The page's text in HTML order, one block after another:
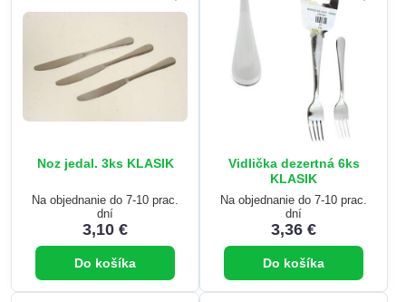
Noz jedal. 3ks KLASIK
Na objednanie do 7-10 prac.
dní
3,10 €
Do košíka
Vidlička dezertná 6ks
KLASIK
Na objednanie do 7-10 prac.
dní
3,36 €
Do košíka